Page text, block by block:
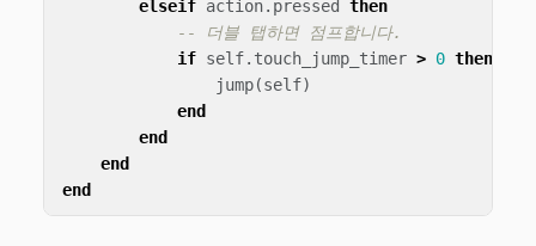
elseif action. pressed
then
-- 더블 탭하면 점프합니다.
if self. touch_jump_timer > 0 then
jump(self)
end
end
end
end